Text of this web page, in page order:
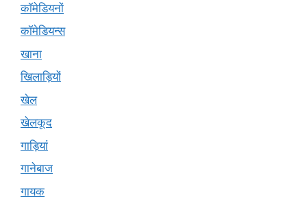
कॉमेडियनों
कॉमेडियन्स
खाना
खिलाड़ियों
खेल
खेलकूद
गाड़ियां
गानेबाज
गायक